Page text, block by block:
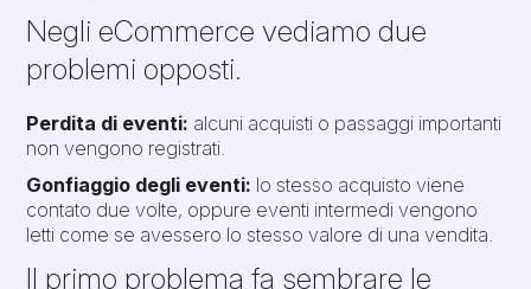
Negli eCommerce vediamo due
problemi opposti.
Perdita di eventi: alcuni acquisti o passaggi importanti
non vengono registrati.
Gonfiaggio degli eventi: lo stesso acquisto viene
contato due volte, oppure eventi intermedi vengono
letti come se avessero lo stesso valore di una vendita.
Il primo problema fa sembrare le